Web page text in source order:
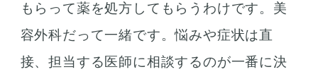
もらって薬を処方してもらうわけです。美
容外科だって一緒です。悩みや症状は直
接、担当する医師に相談するのが一番に決